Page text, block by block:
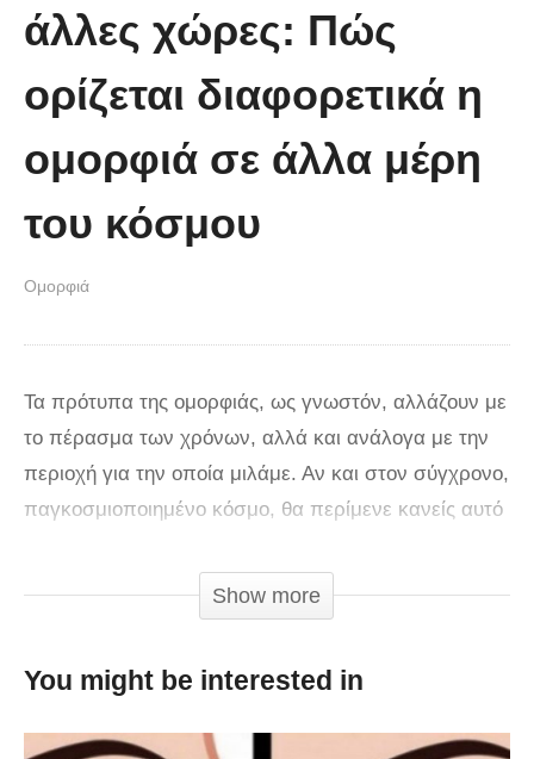
17 Έξυπνα κόλπα ομορφιάς που
(video)
άλλες χώρες: Πώς
ορίζεται διαφορετικά η
ομορφιά σε άλλα μέρη
του κόσμου
Ομορφιά
Τα πρότυπα της ομορφιάς, ως γνωστόν, αλλάζουν με
το πέρασμα των χρόνων, αλλά και ανάλογα με την
περιοχή για την οποία μιλάμε. Αν και στον σύγχρονο,
παγκοσμιοποιημένο κόσμο, θα περίμενε κανείς αυτό
τουλάχιστον, όχι απόλυτα, καθώς υπάρχουν ακόμα
αρκετές διαφορές σχετικά με το τι θεωρείται «σέχι»
στο επίκεντρο λίστας του The Richest στο
Show more
You might be interested in